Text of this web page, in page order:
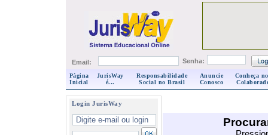
Email: Senha:
Página
Inicial
JurisWay
é...
Responsabilidade
Social no Brasil
Anuncie
Conosco
Conheça
Login JurisWay